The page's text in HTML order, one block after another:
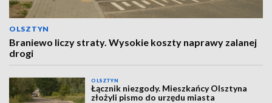
OLSZTYN
Braniewo liczy straty. Wysokie koszty naprawy zalanej
drogi
OLSZTYN
Łącznik niezgody. Mieszkańcy Olsztyna
złożyli pismo do urzędu miasta